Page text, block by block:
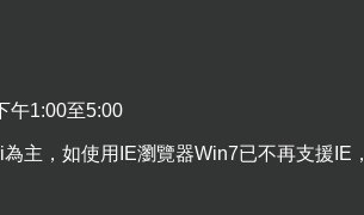
午1:00至5:00
主，如使用IE瀏覽器Win7已不再支援IE，